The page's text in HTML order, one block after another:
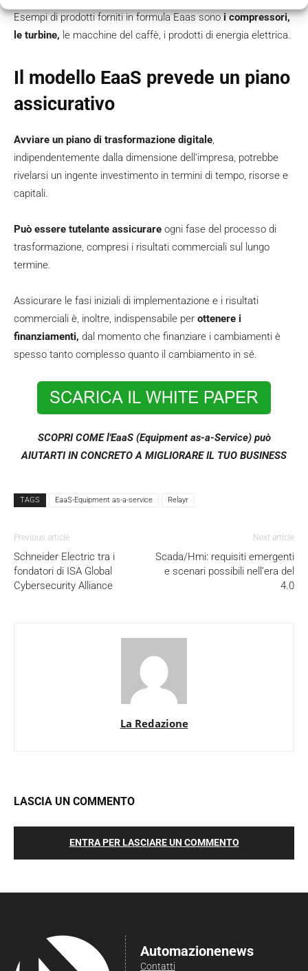
Esempi di prodotti forniti in formula Eaas sonoi compressori,
le turbine, le macchine del caffè, i prodotti di energia elettrica.
Il modello EaaS prevede un piano
assicurativo
Avviare un piano di trasformazione digitale,
indipendentemente dalla dimensione dell’impresa, potrebbe
rivelarsi un ingente investimento in termini di tempo, risorse e
capitali.
Può essere tutelante assicurare ogni fase del processo di
trasformazione, compresi i risultati commerciali sul lungo
termine.
Assicurare le fasi iniziali di implementazione e i risultati
commerciali è, inoltre, indispensabile per ottenere i
finanziamenti, dal momento che finanziare i cambiamenti è
spesso tanto complesso quanto il cambiamento in sé.
SCOPRI COME l'EaaS (Equipment as-a-Service) può
AIUTARTI IN CONCRETO A MIGLIORARE IL TUO BUSINESS
TAGS EaaS-Equipment as-a-service Relayr
Previous article
Schneider Electric tra i
fondatori di ISA Global
Cybersecurity Alliance
Next article
Scada/Hmi: requisiti emergenti
e scenari possibili nell’era del
4.0
La Redazione
LASCIA UN COMMENTO
ENTRA PER LASCIARE UN COMMENTO
Automazionenews
Contatti